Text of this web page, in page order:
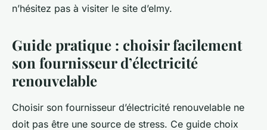
n’hésitez pas à visiter le site d’elmy.
Guide pratique : choisir facilement
son fournisseur d’électricité
renouvelable
Choisir son fournisseur d’électricité renouvelable ne
doit pas être une source de stress. Ce guide choix